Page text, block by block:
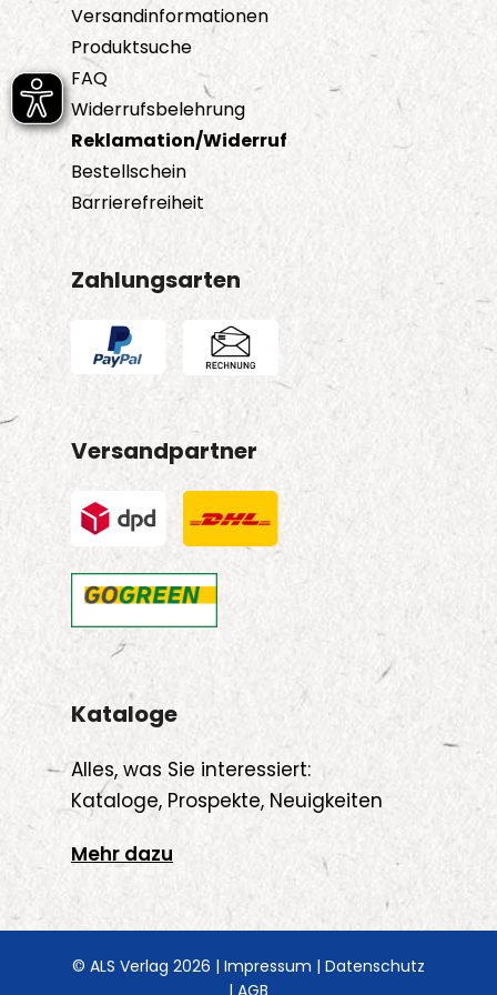
Versandinformationen
Produktsuche
FAQ
Widerrufsbelehrung
Reklamation/Widerruf
Bestellschein
Barrierefreiheit
Zahlungsarten
Versandpartner
Kataloge
Alles, was Sie interessiert:
Kataloge, Prospekte, Neuigkeiten
Mehr dazu
© ALS Verlag 2026 | Impressum | Datenschutz